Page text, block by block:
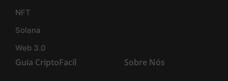
NFT
Solana
Web 3.0
Guia CriptoFacil Sobre Nós